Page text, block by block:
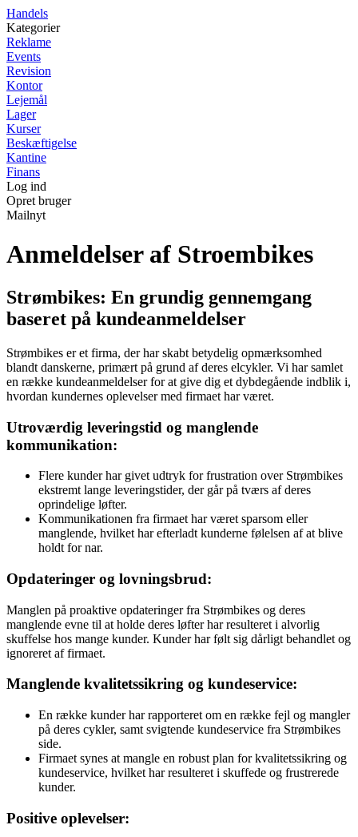
Handels
Kategorier
Reklame
Events
Revision
Kontor
Lejemål
Lager
Kurser
Beskæftigelse
Kantine
Finans
Log ind
Opret bruger
Mailnyt
Anmeldelser af Stroembikes
Strømbikes: En grundig gennemgang
baseret på kundeanmeldelser
Strømbikes er et firma, der har skabt betydelig opmærksomhed
blandt danskerne, primært på grund af deres elcykler. Vi har samlet
en række kundeanmeldelser for at give dig et dybdegående indblik i,
hvordan kundernes oplevelser med firmaet har været.
Utroværdig leveringstid og manglende
kommunikation:
Flere kunder har givet udtryk for frustration over Strømbikes
ekstremt lange leveringstider, der går på tværs af deres
oprindelige løfter.
Kommunikationen fra firmaet har været sparsom eller
manglende, hvilket har efterladt kunderne følelsen af at blive
holdt for nar.
Opdateringer og lovningsbrud:
Manglen på proaktive opdateringer fra Strømbikes og deres
manglende evne til at holde deres løfter har resulteret i alvorlig
skuffelse hos mange kunder. Kunder har følt sig dårligt behandlet og
ignoreret af firmaet.
Manglende kvalitetssikring og kundeservice:
En række kunder har rapporteret om en række fejl og mangler
på deres cykler, samt svigtende kundeservice fra Strømbikes
side.
Firmaet synes at mangle en robust plan for kvalitetssikring og
kundeservice, hvilket har resulteret i skuffede og frustrerede
kunder.
Positive oplevelser: